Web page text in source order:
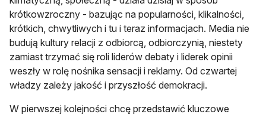
krótkowzroczny - bazując na popularności, klikalności,
krótkich, chwytliwych i tu i teraz informacjach. Media nie
budują kultury relacji z odbiorcą, odbiorczynią, niestety
zamiast trzymać się roli liderów debaty i liderek opinii
weszły w rolę nośnika sensacji i reklamy. Od czwartej
władzy zależy jakość i przyszłość demokracji.
W pierwszej kolejności chcę przedstawić kluczowe